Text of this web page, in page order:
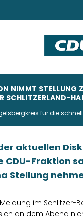
NIMMT STELLUNG
SCHLITZERLAND-
für die
aktuellen
CDU-Fraktion
Stellung
im Schlitzer-
an dem Abend